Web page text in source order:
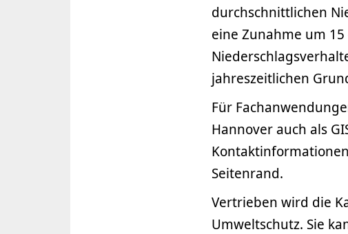
durchschnittlichen
eine Zunahme um
jahreszeitlichen
Für
Hannover auch als
Seitenrand.
Vertrieben wird die
Umweltschutz. Sie